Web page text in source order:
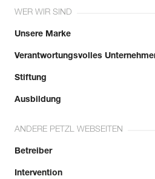
WER WIR SIND
Unsere Marke
Verantwortungsvolles
Stiftung
Ausbildung
ANDERE PETZL WEBSEITEN
Betreiber
Intervention